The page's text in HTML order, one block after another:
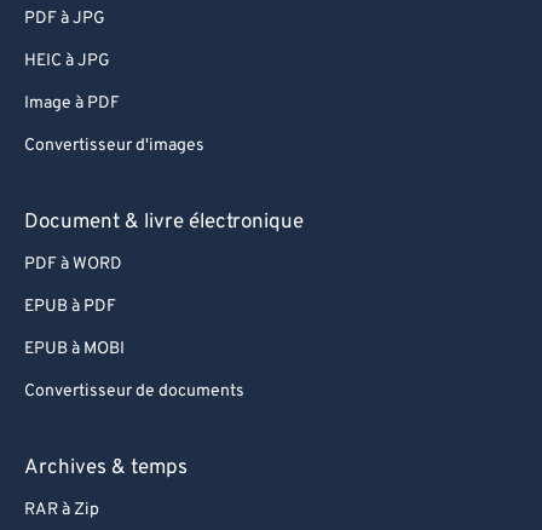
PDF à JPG
HEIC à JPG
Image à PDF
Convertisseur d'images
Document & livre électronique
PDF à WORD
EPUB à PDF
EPUB à MOBI
Convertisseur de documents
Archives & temps
RAR à Zip